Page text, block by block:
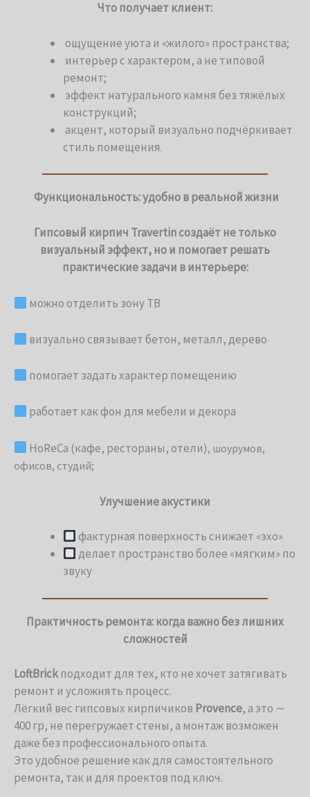
Что получает клиент:
ощущение уюта и «жилого» пространства;
интерьер с характером, а не типовой
ремонт;
эффект натурального камня без тяжёлых
конструкций;
акцент, который визуально подчёркивает
стиль помещения.
Функциональность: удобно в реальной жизни
Гипсовый кирпич Travertin создаёт не только
визуальный эффект, но и помогает решать
практические задачи в интерьере:
можно отделить зону ТВ
визуально связывает бетон, металл, дерево
помогает задать характер помещению
работает как фон для мебели и декора
HoReCa (кафе, рестораны, отели), шоурумов,
офисов, студий;
Улучшение акустики
фактурная поверхность снижает «эхо»
делает пространство более «мягким» по
звуку
Практичность ремонта: когда важно без лишних
сложностей
LoftBrickподходит для тех, кто не хочет затягивать
ремонт и усложнять процесс.
Лёгкий вес гипсовых кирпичиков Provence, а это ∼
400 гр, не перегружает стены, а монтаж возможен
даже без профессионального опыта.
Это удобное решение как для самостоятельного
ремонта, так и для проектов под ключ.